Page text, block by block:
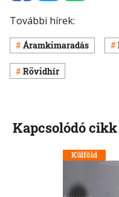
További hírek:
Áramkimaradás
Rövidhír
Kapcsolódó cikk
Külföld